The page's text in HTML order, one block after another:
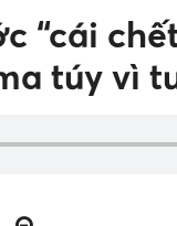
“cái
túy vì